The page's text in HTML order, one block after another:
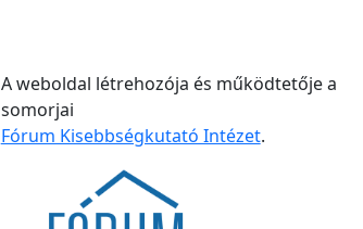
A weboldal létrehozója és működtetője a
somorjai
Fórum Kisebbségkutató Intézet.